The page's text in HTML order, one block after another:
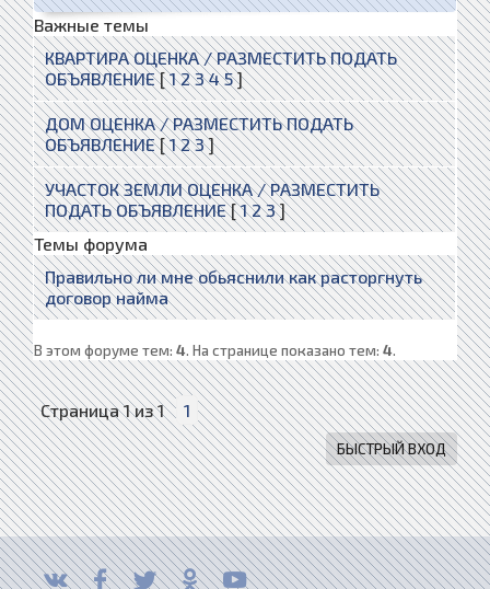
Важные темы
КВАРТИРА ОЦЕНКА / РАЗМЕСТИТЬ ПОДАТЬ
ОБЪЯВЛЕНИЕ [1 2 3 4 5]
ДОМ ОЦЕНКА / РАЗМЕСТИТЬ ПОДАТЬ
ОБЪЯВЛЕНИЕ [1 2 3]
УЧАСТОК ЗЕМЛИ ОЦЕНКА / РАЗМЕСТИТЬ
ПОДАТЬ ОБЪЯВЛЕНИЕ [1 2 3]
Темы форума
Правильно ли мне обьяснили как расторгнуть
договор найма
В этом форуме тем: 4. На странице показано тем: 4.
Страница1из1 1